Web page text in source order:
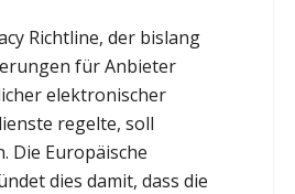
Richtline, der bislang
für Anbieter
elektronischer
regelte, soll
Die Europäische
dies damit, dass die